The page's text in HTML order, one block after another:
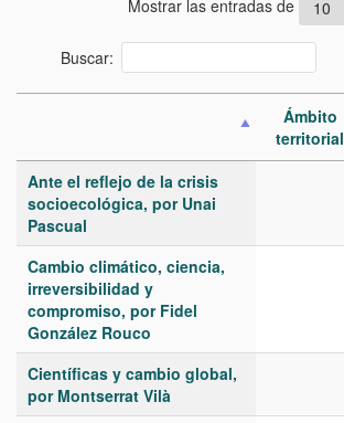
Mostrar las entradas de
Buscar:
Ámbito
territorial
Ante el reflejo de la crisis
socioecológica, por Unai
Pascual
Cambio climático, ciencia,
irreversibilidad y
compromiso, por Fidel
González Rouco
Científicas y cambio global,
por Montserrat Vilà